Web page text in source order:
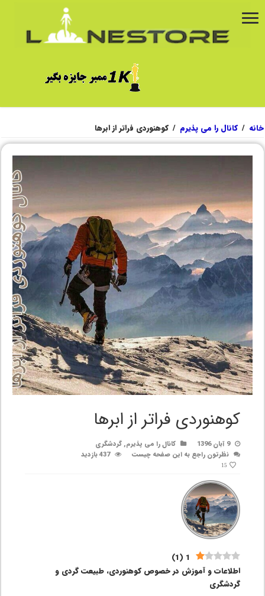
خانه / کانال را می پذیرم / کوهنوردی فراتر از ابرها
کوهنوردی فراتر از ابرها
9 آبان 1396 کانال را می پذیرم,گردشگری
نظرتون راجع به این صفحه چیست
437 بازدید
15
1
(
1
)
اطلاعات و آموزش در خصوص کوهنوردی، طبیعت گردی و
گردشگری